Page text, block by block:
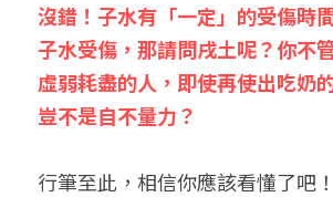
沒錯！子水有「一定」的受傷時
子水受傷，那請問戌土呢？你不
虛弱耗盡的人，即使再使出吃奶
豈不是自不量力？
行筆至此，相信你應該看懂了吧